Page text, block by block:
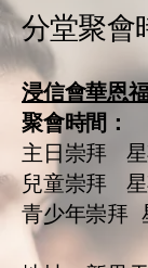
分堂聚會
浸信會華恩
聚會時間：
主日崇拜
兒童崇拜 星
青少年崇拜